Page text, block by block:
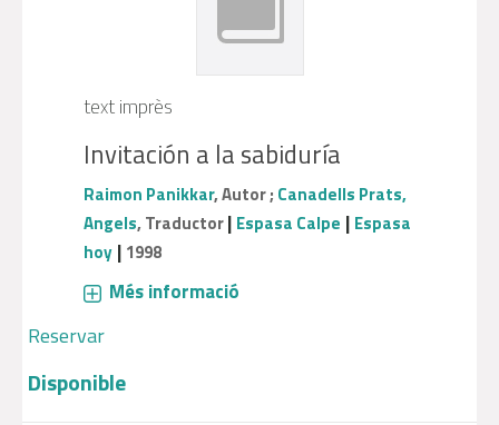
text imprès
Invitación a la sabiduría
Raimon Panikkar, Autor ; Canadells Prats,
Angels, Traductor| Espasa Calpe | Espasa
hoy| 1998
Més informació
Reservar
Disponible